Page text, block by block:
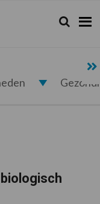
Zoeken...
Zoek